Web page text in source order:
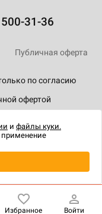
31-36
по согласию
офертой
Публичная оферта
Избранное Войти
и файлы куки.
применение